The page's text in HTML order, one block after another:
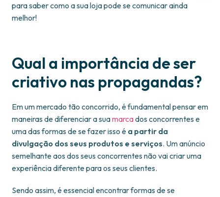
para saber como a sua loja pode se comunicar ainda
melhor!
Qual a importância de ser
criativo nas propagandas?
Em um mercado tão concorrido, é fundamental pensar em
maneiras de diferenciar a suamarcados concorrentes e
uma das formas de se fazer isso é a partir da
divulgação dos seus produtos e serviços. Um anúncio
semelhante aos dos seus concorrentes não vai criar uma
experiência diferente para os seus clientes.
Sendo assim, é essencial encontrar formas de se